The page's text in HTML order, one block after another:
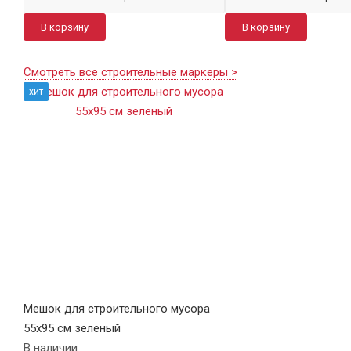
В корзину В корзину
Смотреть все строительные маркеры >
хит
Мешок для строительного мусора
55х95 см зеленый
В наличии